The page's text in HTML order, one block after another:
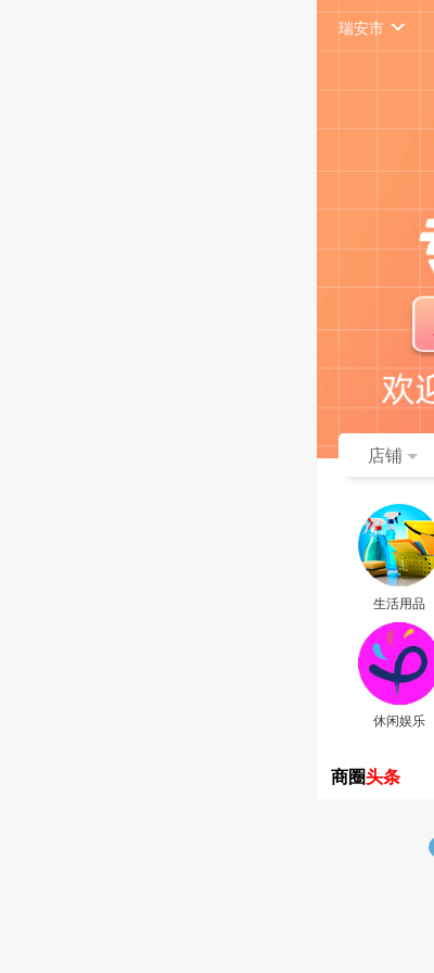
瑞安市
店铺
生活用品
休闲娱乐
商圈头条